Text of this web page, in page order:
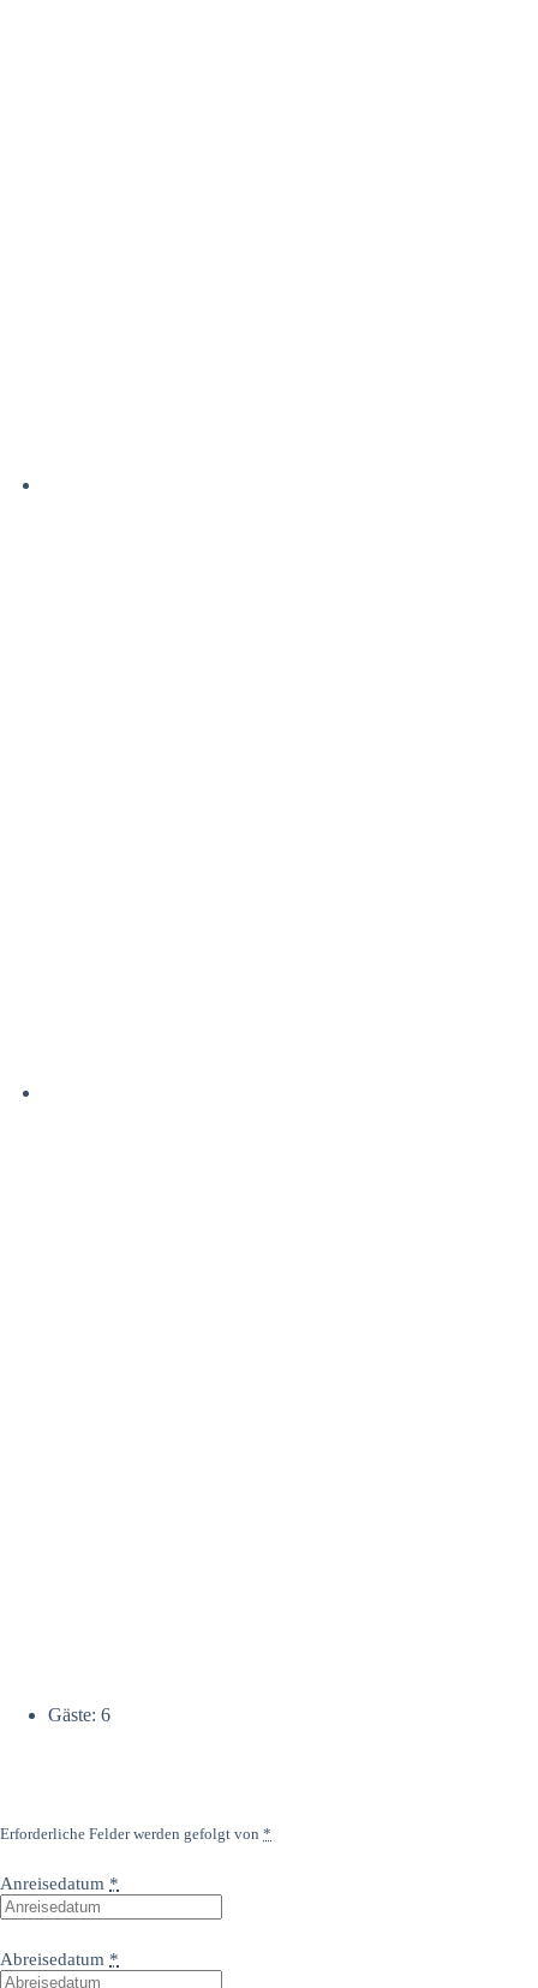
Gäste: 6
Erforderliche Felder werden gefolgt von *
Anreisedatum *
Abreisedatum *